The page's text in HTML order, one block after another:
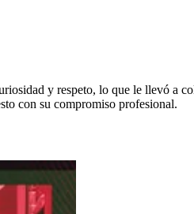
y respeto, lo que le llevó a
con su compromiso profesional.